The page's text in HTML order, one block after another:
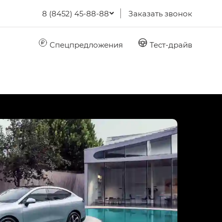
8 (8452) 45-88-88 Заказать звонок
Спецпредложения Тест-драйв